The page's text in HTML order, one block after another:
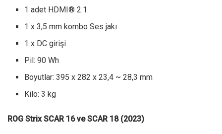
1 adet HDMI® 2.1
1 x 3,5 mm kombo Ses jakı
1 x DC girişi
Pil: 90 Wh
Boyutlar: 395 x 282 x 23,4 ~ 28,3 mm
Kilo: 3 kg
ROG Strix SCAR 16 ve SCAR 18 (2023)